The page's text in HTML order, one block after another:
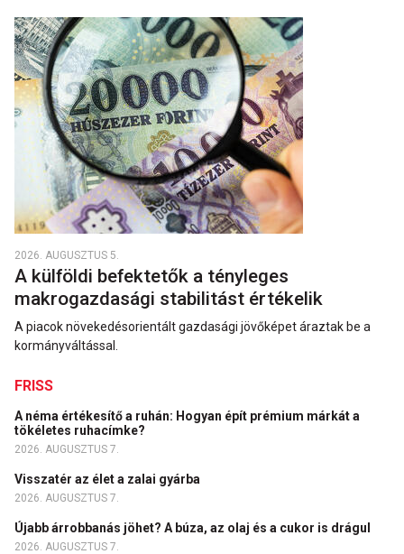
2026. AUGUSZTUS 5.
A külföldi befektetők a tényleges
makrogazdasági stabilitást értékelik
A piacok növekedésorientált gazdasági jövőképet áraztak be a
kormányváltással.
FRISS
A néma értékesítő a ruhán: Hogyan épít prémium márkát a
tökéletes ruhacímke?
2026. AUGUSZTUS 7.
Visszatér az élet a zalai gyárba
2026. AUGUSZTUS 7.
Újabb árrobbanás jöhet? A búza, az olaj és a cukor is drágul
2026. AUGUSZTUS 7.